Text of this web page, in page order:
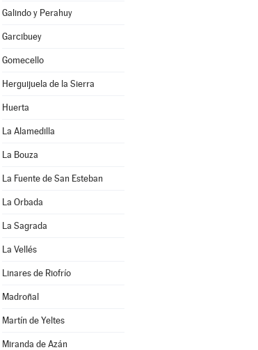
Galindo y Perahuy
Garcibuey
Gomecello
Herguijuela de la Sierra
Huerta
La Alamedilla
La Bouza
La Fuente de San Esteban
La Orbada
La Sagrada
La Vellés
Linares de Riofrío
Madroñal
Martín de Yeltes
Miranda de Azán